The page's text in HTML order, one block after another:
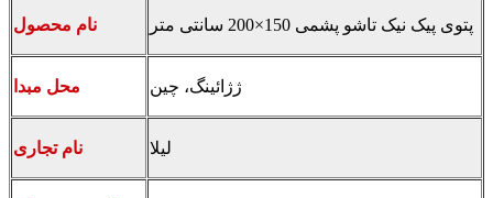
نام محصول پتوی پیک نیک تاشو پشمی 150×200 سانتی متر
محل مبدا ژژائینگ، چین
نام تجاری لیلا